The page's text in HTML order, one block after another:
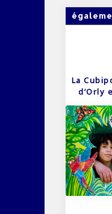
La
d’Orly